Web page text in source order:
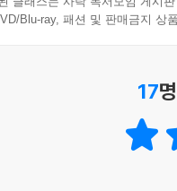
요란하게 들려온다. 이놈
에 누군가 그녀를 감싸 안았
목 놓아 외쳐 불러도, 아무
Blu-ray, 패션 및 판매금지 상
17